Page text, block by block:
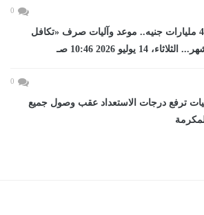
0
بميزانية تفوق 4 مليارات جنيه.. موعد وآليات صرف «تكافل
14 يوليو 2026 10:46 صـ
0
ترفع درجات الاستعداد عقب وصول جميع